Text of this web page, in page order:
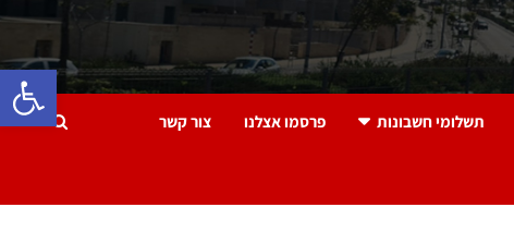
תשלומי חשבונות פרסמו אצלנו צור קשר